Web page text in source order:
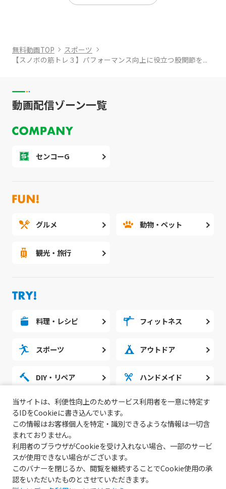
無料動画TOP
スポーツ
【スノボの筋トレ３】パフォーマンス向上に役立つ股関節を...
動画配信ゾーン一覧
センコーG
グルメ 動物・ペット
観光・旅行
料理・レシピ フィットネス
スポーツ アウトドア
DIY・リペア ハンドメイド
勉強・スタディ ノウハウ
当サイトは、利便性向上のためサービス利用者を一意に特定す
るIDをCookieに書き込んでいます。
この情報はお客様個人を特定・識別できるような情報は一切含
まれておりません。
利用者のブラウザがCookieを受け入れない場合、一部のサービ
スが使用できない場合がございます。
このバナーを閉じるか、閲覧を継続することでCookie使用の承
認をいただいたものとさせていただきます。